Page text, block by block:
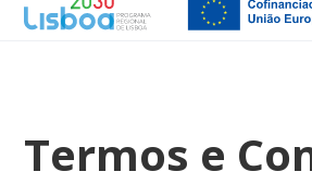
Termos e